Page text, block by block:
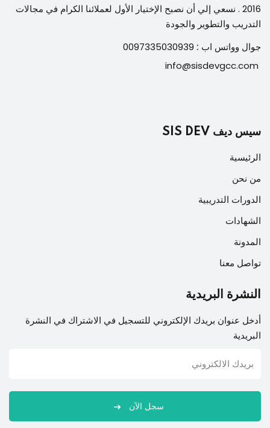
2016 . نسعي إلي أن نصبح الإختيار الأول لعملائنا الكرام في مجالات
التدريب والتطوير والجودة
جوال وواتس اب :
info@sisdevgcc.com
سيس ديف SIS DEV
الرئيسية
من نحن
الدورات التدريبية
الشهادات
المدونة
تواصل معنا
النشرة البريدية
أدخل عنوان بريدك الإلكتروني للتسجيل في الاشتراك في النشرة
البريدية
سجل الآن